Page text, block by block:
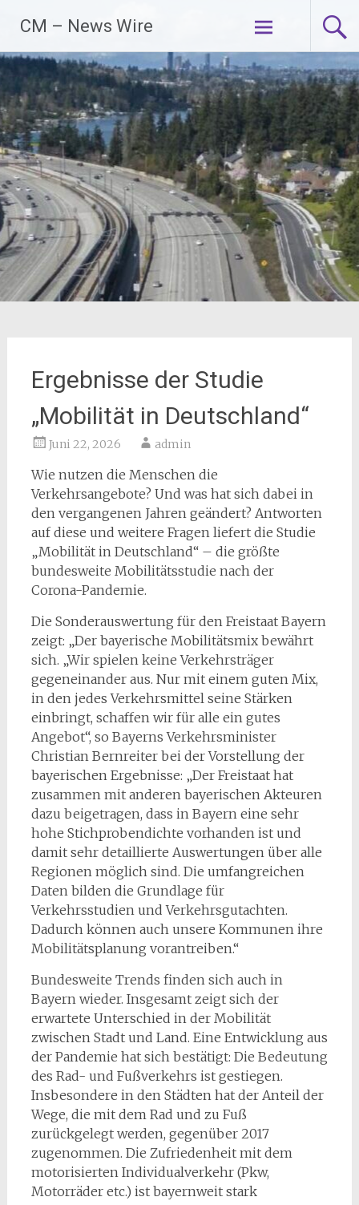
Inhalt
springen
CM – News Wire
Ergebnisse der Studie
„Mobilität in Deutschland“
Juni 22, 2026 admin
Wie nutzen die Menschen die
Verkehrsangebote? Und was hat sich dabei in
den vergangenen Jahren geändert? Antworten
auf diese und weitere Fragen liefert die Studie
„Mobilität in Deutschland“ – die größte
bundesweite Mobilitätsstudie nach der
Corona-Pandemie.
Die Sonderauswertung für den Freistaat Bayern
zeigt: „Der bayerische Mobilitätsmix bewährt
sich. „Wir spielen keine Verkehrsträger
gegeneinander aus. Nur mit einem guten Mix,
in den jedes Verkehrsmittel seine Stärken
einbringt, schaffen wir für alle ein gutes
Angebot“, so Bayerns Verkehrsminister
Christian Bernreiter bei der Vorstellung der
bayerischen Ergebnisse: „Der Freistaat hat
zusammen mit anderen bayerischen Akteuren
dazu beigetragen, dass in Bayern eine sehr
hohe Stichprobendichte vorhanden ist und
damit sehr detaillierte Auswertungen über alle
Regionen möglich sind. Die umfangreichen
Daten bilden die Grundlage für
Verkehrsstudien und Verkehrsgutachten.
Dadurch können auch unsere Kommunen ihre
Mobilitätsplanung vorantreiben.“
Bundesweite Trends finden sich auch in
Bayern wieder. Insgesamt zeigt sich der
erwartete Unterschied in der Mobilität
zwischen Stadt und Land. Eine Entwicklung aus
der Pandemie hat sich bestätigt: Die Bedeutung
des Rad- und Fußverkehrs ist gestiegen.
Insbesondere in den Städten hat der Anteil der
Wege, die mit dem Rad und zu Fuß
zurückgelegt werden, gegenüber 2017
zugenommen. Die Zufriedenheit mit dem
motorisierten Individualverkehr (Pkw,
Motorräder etc.) ist bayernweit stark